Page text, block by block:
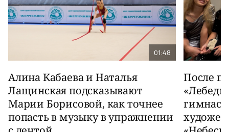
01:48
Алина Кабаева и Наталья
Лащинская подсказывают
Марии Борисовой, как точнее
попасть в музыку в упражнении
После